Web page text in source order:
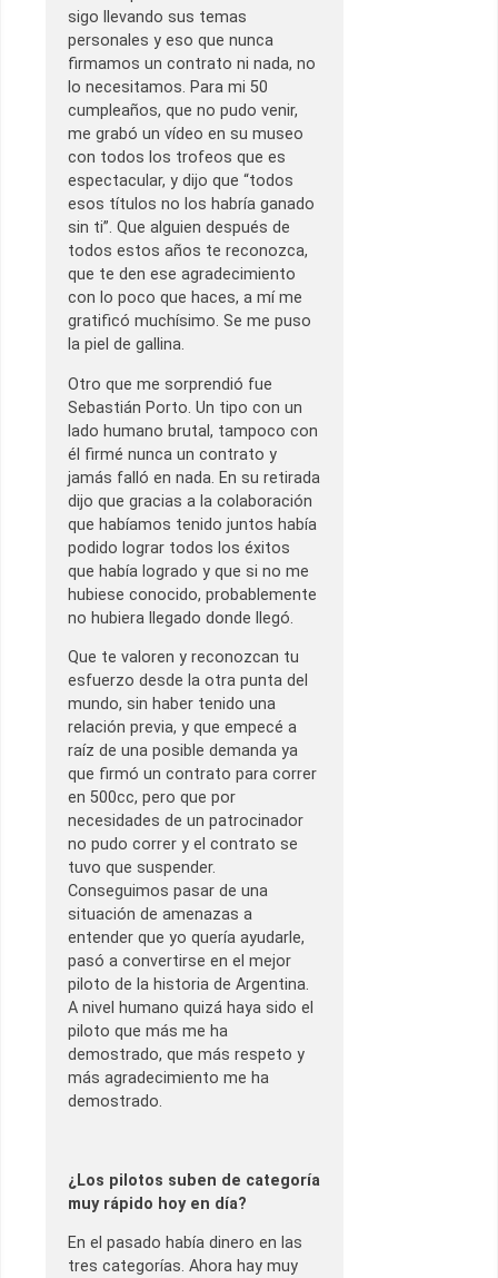
sigo llevando sus temas
personales y eso que nunca
firmamos un contrato ni nada, no
lo necesitamos. Para mi 50
cumpleaños, que no pudo venir,
me grabó un vídeo en su museo
con todos los trofeos que es
espectacular, y dijo que “todos
esos títulos no los habría ganado
sin ti”. Que alguien después de
todos estos años te reconozca,
que te den ese agradecimiento
con lo poco que haces, a mí me
gratificó muchísimo. Se me puso
la piel de gallina.
Otro que me sorprendió fue
Sebastián Porto. Un tipo con un
lado humano brutal, tampoco con
él firmé nunca un contrato y
jamás falló en nada. En su retirada
dijo que gracias a la colaboración
que habíamos tenido juntos había
podido lograr todos los éxitos
que había logrado y que si no me
hubiese conocido, probablemente
no hubiera llegado donde llegó.
Que te valoren y reconozcan tu
esfuerzo desde la otra punta del
mundo, sin haber tenido una
relación previa, y que empecé a
raíz de una posible demanda ya
que firmó un contrato para correr
en 500cc, pero que por
necesidades de un patrocinador
no pudo correr y el contrato se
tuvo que suspender.
Conseguimos pasar de una
situación de amenazas a
entender que yo quería ayudarle,
pasó a convertirse en el mejor
piloto de la historia de Argentina.
A nivel humano quizá haya sido el
piloto que más me ha
demostrado, que más respeto y
más agradecimiento me ha
demostrado.
¿Los pilotos suben de categoría
muy rápido hoy en día?
En el pasado había dinero en las
tres categorías. Ahora hay muy